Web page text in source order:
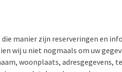
die manier zijn reserveringen en
wij u niet nogmaals om uw
woonplaats, adresgegevens,